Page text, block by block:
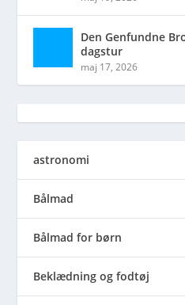
Den Genfundne
dagstur
maj 17, 2026
astronomi
Bålmad
Bålmad for børn
Beklædning og fodtøj